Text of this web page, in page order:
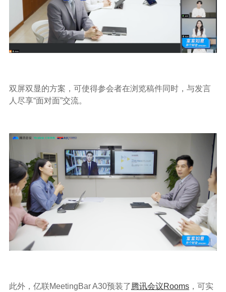
双屏双显的方案，可使得参会者在浏览稿件同时，与发言
人尽享“面对面”交流。
此外，亿联MeetingBar A30预装了 腾讯会议Rooms ，可实